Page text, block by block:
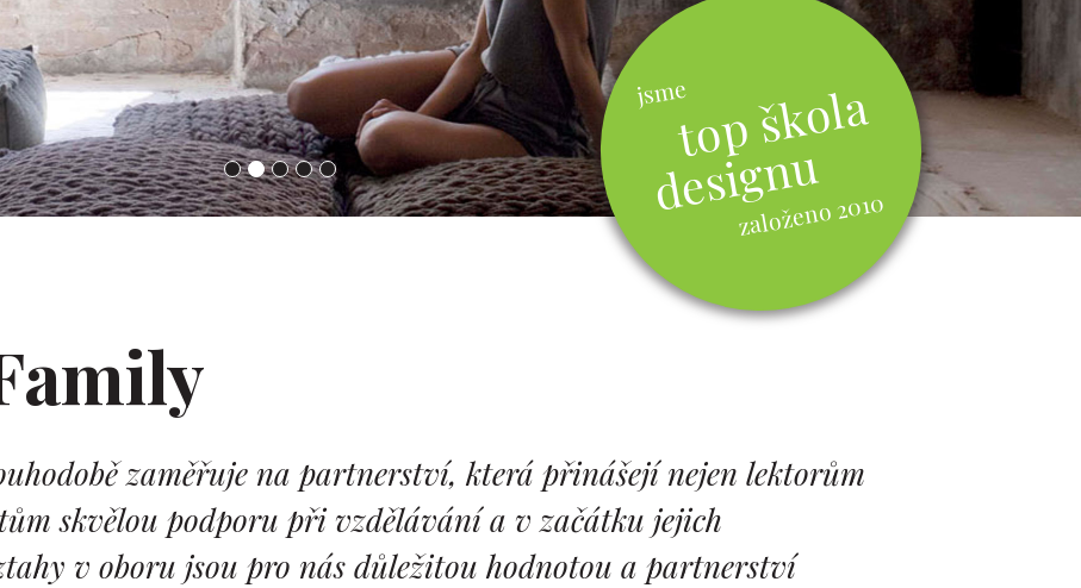
jsmetop škola
designu
založeno 2010
zaměřuje na partnerství, která přinášejí nejen lektorům
skvělou podporu při vzdělávání a v začátku jejich
v oboru jsou pro nás důležitou hodnotou a partnerství